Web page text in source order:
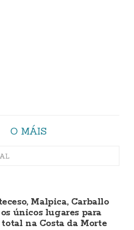
O MÁIS
Malpica, Carballo
únicos lugares para
na Costa da Morte